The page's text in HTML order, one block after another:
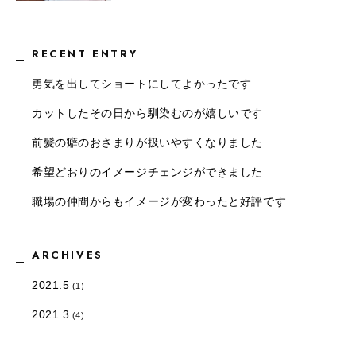
RECENT ENTRY
勇気を出してショートにしてよかったです
カットしたその日から馴染むのが嬉しいです
前髪の癖のおさまりが扱いやすくなりました
希望どおりのイメージチェンジができました
職場の仲間からもイメージが変わったと好評です
ARCHIVES
2021.5 (1)
2021.3 (4)